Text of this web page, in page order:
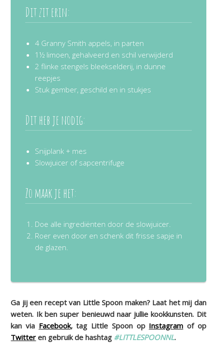
Dit zit erin:
4 Granny Smith appels, in parten
1½ limoen, gehalveerd en schil verwijderd
2 flinke stengels bleekselderij, in dunne
reepjes
Stuk gember, geschild en in stukjes
Dit heb je nodig:
Snijplank + mes
Slowjuicer of sapcentrifuge
Zo maak je het:
Doe alle ingrediënten door de slowjuicer.
Roer even door en schenk dit frisse sapje in
de glazen.
Ga jij een recept van Little Spoon maken? Laat het mij dan
weten. Ik ben super benieuwd naar jullie kookkunsten. Dit
kan via Facebook, tag Little Spoon op Instagram of op
Twitter en gebruik de hashtag #LITTLESPOONNL.